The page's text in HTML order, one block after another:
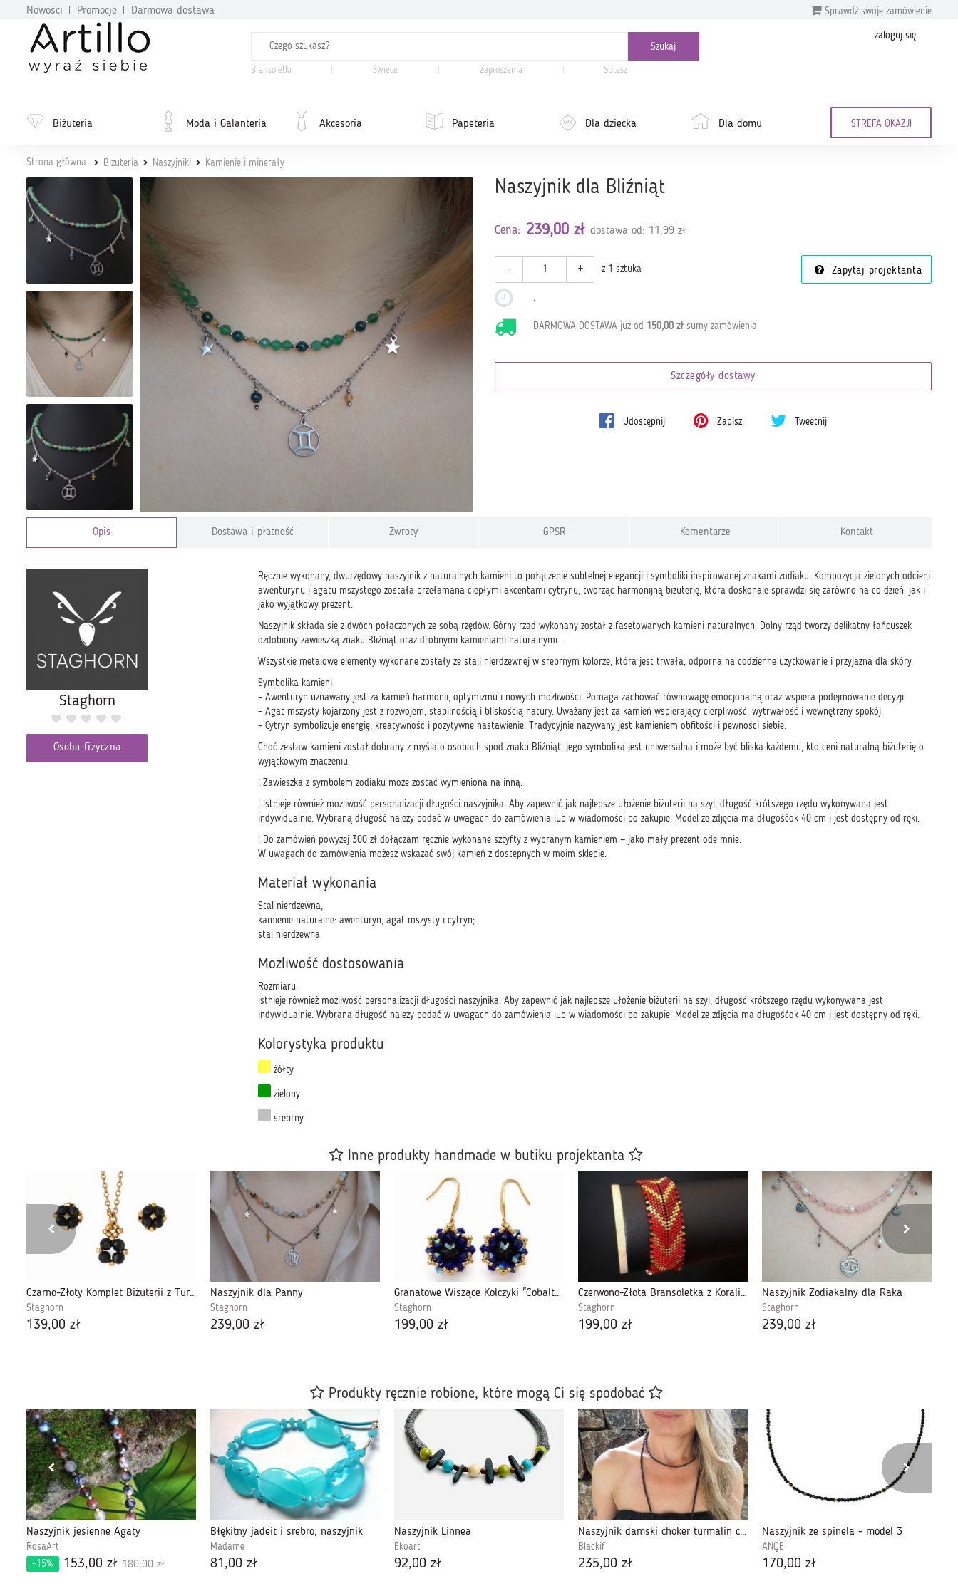
Nowości Promocje Darmowa dostawa Sprawdź swoje zamówienie
Bransoletki Świece Zaproszenia Sutasz
zaloguj się
Biżuteria Moda i Galanteria Akcesoria Papeteria Dla dziecka Dla domu STREFA OKAZJI
Strona główna Biżuteria Naszyjniki Kamienie i minerały
Naszyjnik dla Bliźniąt
Cena: 239,00 zł dostawa od: 11,99 zł
- + z 1 sztuka Zapytaj projektanta
DARMOWA DOSTAWA już od 150,00 złsumy zamówienia
Szczegóły dostawy
Udostępnij Zapisz Tweetnij
Opis Dostawa i płatność Zwroty GPSR Komentarze Kontakt
Ręcznie wykonany, dwurzędowy naszyjnik z naturalnych kamieni to połączenie subtelnej elegancji i symboliki inspirowanej znakami zodiaku. Kompozycja zielonych odcieni
awenturynu i agatu mszystego została przełamana ciepłymi akcentami cytrynu, tworząc harmonijną biżuterię, która doskonale sprawdzi się zarówno na co dzień, jak i
jako wyjątkowy prezent.
Naszyjnik składa się z dwóch połączonych ze sobą rzędów. Górny rząd wykonany został z fasetowanych kamieni naturalnych. Dolny rząd tworzy delikatny łańcuszek
ozdobiony zawieszką znaku Bliźniąt oraz drobnymi kamieniami naturalnymi.
Wszystkie metalowe elementy wykonane zostały ze stali nierdzewnej w srebrnym kolorze, która jest trwała, odporna na codzienne użytkowanie i przyjazna dla skóry.
Symbolika kamieni
- Awenturyn uznawany jest za kamień harmonii, optymizmu i nowych możliwości. Pomaga zachować równowagę emocjonalną oraz wspiera podejmowanie decyzji.
- Agat mszysty kojarzony jest z rozwojem, stabilnością i bliskością natury. Uważany jest za kamień wspierający cierpliwość, wytrwałość i wewnętrzny spokój.
- Cytryn symbolizuje energię, kreatywność i pozytywne nastawienie. Tradycyjnie nazywany jest kamieniem obfitości i pewności siebie.
Choć zestaw kamieni został dobrany z myślą o osobach spod znaku Bliźniąt, jego symbolika jest uniwersalna i może być bliska każdemu, kto ceni naturalną biżuterię o
wyjątkowym znaczeniu.
! Zawieszka z symbolem zodiaku może zostać wymieniona na inną.
! Istnieje również możliwość personalizacji długości naszyjnika. Aby zapewnić jak najlepsze ułożenie biżuterii na szyi, długość krótszego rzędu wykonywana jest
indywidualnie. Wybraną długość należy podać w uwagach do zamówienia lub w wiadomości po zakupie. Model ze zdjęcia ma długośćok 40 cm i jest dostępny od ręki.
! Do zamówień powyżej 300 zł dołączam ręcznie wykonane sztyfty z wybranym kamieniem — jako mały prezent ode mnie.
W uwagach do zamówienia możesz wskazać swój kamień z dostępnych w moim sklepie.
Materiał wykonania
Stal nierdzewna,
kamienie naturalne: awenturyn, agat mszysty i cytryn;
stal nierdzewna
Możliwość dostosowania
Rozmiaru,
Istnieje również możliwość personalizacji długości naszyjnika. Aby zapewnić jak najlepsze ułożenie biżuterii na szyi, długość krótszego rzędu wykonywana jest
indywidualnie. Wybraną długość należy podać w uwagach do zamówienia lub w wiadomości po zakupie. Model ze zdjęcia ma długośćok 40 cm i jest dostępny od ręki.
Kolorystyka produktu
żółty
zielony
srebrny
Staghorn
Osoba fizyczna
Inne produkty handmade w butiku projektanta
Czarno-Złoty Komplet Biżuterii z Turmalinem
Staghorn
139,00 zł
Naszyjnik dla Panny
Staghorn
239,00 zł
Granatowe Wiszące Kolczyki "Cobalt Maxima"
Staghorn
199,00 zł
Czerwono-Złota Bransoletka z Koralików
Staghorn
199,00 zł
Naszyjnik Zodiakalny dla Raka
Staghorn
239,00 zł
Produkty ręcznie robione, które mogą Ci się spodobać
Naszyjnik jesienne Agaty
RosaArt
-15%
153,00 zł 180,00 zł
Błękitny jadeit i srebro, naszyjnik
Madame
81,00 zł
Naszyjnik Linnea
Ekoart
92,00 zł
Naszyjnik damski choker turmalin czarny tur65
Blackif
235,00 zł
Naszyjnik ze spinela - model 3
ANQE
170,00 zł